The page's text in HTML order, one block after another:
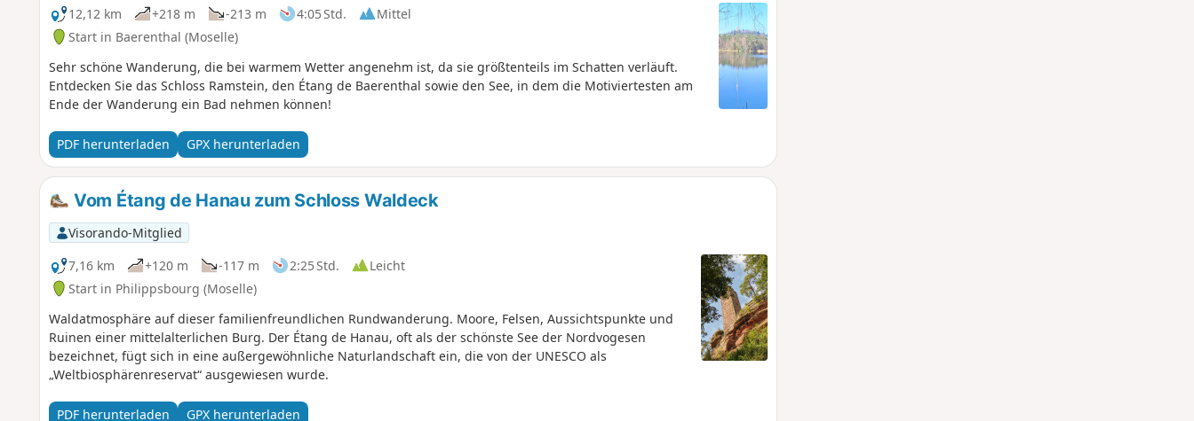
12,12 km
+218 m -213 m 4:05 Std.
Mittel
Start in Baerenthal (Moselle)
Sehr schöne Wanderung, die bei warmem Wetter angenehm ist, da sie größtenteils im Schatten verläuft.
Entdecken Sie das Schloss Ramstein, den Étang de Baerenthal sowie den See, in dem die Motiviertesten am
Ende der Wanderung ein Bad nehmen können!
PDF herunterladen GPX herunterladen
Vom Étang de Hanau zum Schloss Waldeck
Visorando-Mitglied
7,16 km
+120 m -117 m 2:25 Std.
Leicht
Start in Philippsbourg (Moselle)
Waldatmosphäre auf dieser familienfreundlichen Rundwanderung. Moore, Felsen, Aussichtspunkte und
Ruinen einer mittelalterlichen Burg. Der Étang de Hanau, oft als der schönste See der Nordvogesen
bezeichnet, fügt sich in eine außergewöhnliche Naturlandschaft ein, die von der UNESCO als
„Weltbiosphärenreservat“ ausgewiesen wurde.
PDF herunterladen GPX herunterladen